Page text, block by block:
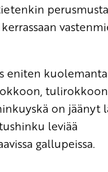
eniten
on jäänyt
leviää
gallupeissa.